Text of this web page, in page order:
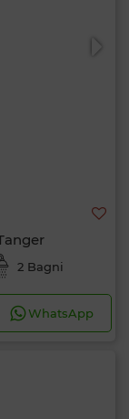
2 Bagni
WhatsApp